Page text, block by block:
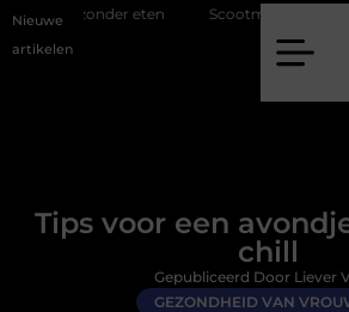
Nieuwe
artikelen
eten Scootmobiel accessoires. Welke
Tips voor een
chill
GEZONDHEID VAN
Gepubliceerd Door Liever